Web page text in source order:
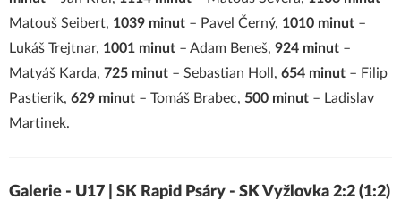
Matouš Seibert, 1039 minut – Pavel Černý, 1010 minut –
Lukáš Trejtnar, 1001 minut – Adam Beneš, 924 minut –
Matyáš Karda, 725 minut – Sebastian Holl, 654 minut – Filip
Pastierik, 629 minut – Tomáš Brabec, 500 minut – Ladislav
Martinek.
Galerie - U17 | SK Rapid Psáry - SK Vyžlovka 2:2 (1:2)